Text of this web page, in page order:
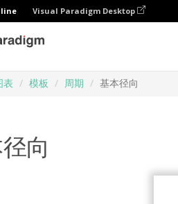
Visual Paradigm Desktop
表 模板 周期 基本径向
向